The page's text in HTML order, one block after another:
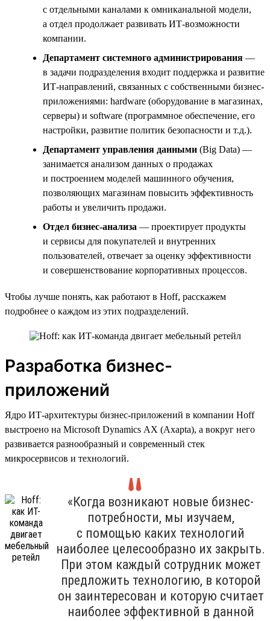
с отдельными каналами к омниканальной модели,
а отдел продолжает развивать ИТ-возможности
компании.
Департамент системного администрирования —
в задачи подразделения входит поддержка и развитие
ИТ-направлений, связанных с собственными бизнес-
приложениями: hardware (оборудование в магазинах,
серверы) и software (программное обеспечение, его
настройки, развитие политик безопасности и т.д.).
Департамент управления данными (Big Data) —
занимается анализом данных о продажах
и построением моделей машинного обучения,
позволяющих магазинам повысить эффективность
работы и увеличить продажи.
Отдел бизнес-анализа — проектирует продукты
и сервисы для покупателей и внутренних
пользователей, отвечает за оценку эффективности
и совершенствование корпоративных процессов.
Чтобы лучше понять, как работают в Hoff, расскажем
подробнее о каждом из этих подразделений.
Разработка бизнес-
приложений
Ядро ИТ-архитектуры бизнес-приложений в компании Hoff
выстроено на Microsoft Dynamics AX (Axapta), а вокруг него
развивается разнообразный и современный стек
микросервисов и технологий.
«Когда возникают новые бизнес-
потребности, мы изучаем,
с помощью каких технологий
наиболее целесообразно их закрыть.
При этом каждый сотрудник может
предложить технологию, в которой
он заинтересован и которую считает
наиболее эффективной в данной